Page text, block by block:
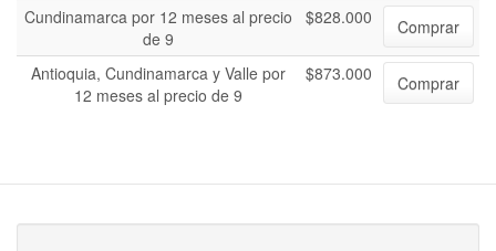
Cundinamarca por 12 meses al precio
de 9
$828.000 Comprar
Antioquia, Cundinamarca y Valle por
12 meses al precio de 9
$873.000 Comprar